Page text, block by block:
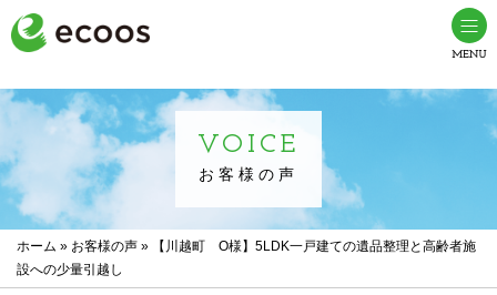
VOICE
お客様の声
ホーム » お客様の声 »
【川越町 O様】5LDK一戸建ての遺品整理と高齢者施
設への少量引越し